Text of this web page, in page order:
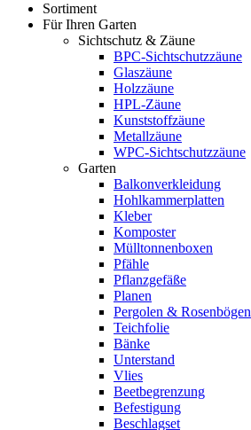
Sortiment
Für Ihren Garten
Sichtschutz & Zäune
BPC-Sichtschutzzäune
Glaszäune
Holzzäune
HPL-Zäune
Kunststoffzäune
Metallzäune
WPC-Sichtschutzzäune
Garten
Balkonverkleidung
Hohlkammerplatten
Kleber
Komposter
Mülltonnenboxen
Pfähle
Pflanzgefäße
Planen
Pergolen & Rosenbögen
Teichfolie
Bänke
Unterstand
Vlies
Beetbegrenzung
Befestigung
Beschlagset